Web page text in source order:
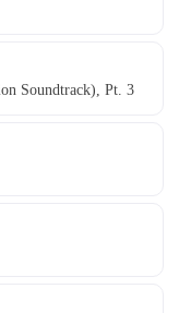
Soundtrack), Pt. 3